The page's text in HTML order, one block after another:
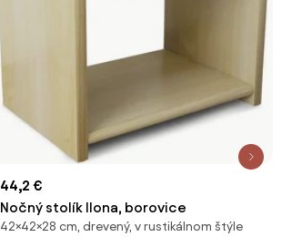
44,2 €
Nočný stolík Ilona, borovice
42×42×28 cm, drevený, v rustikálnom štýle